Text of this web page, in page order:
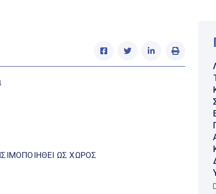
ΩΣ ΧΩΡΟΣ